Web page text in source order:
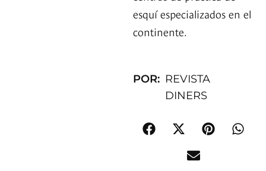
esquí especializados en el
continente.
POR: REVISTA
DINERS